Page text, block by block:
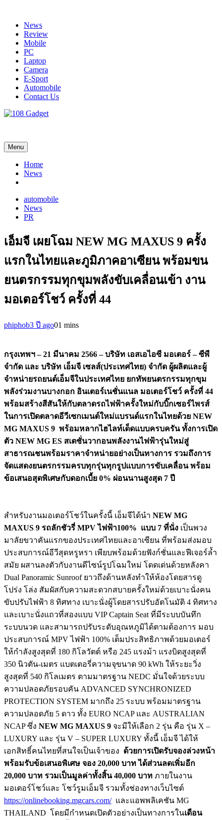
contentNews
Review
Mobile
PC
Laptop
Camera
E-Sport
Automobile
Contact Us
Menu
Home
News
automobile
News
PR
เอ็มจี เผยโฉม NEW MG MAXUS 9 ครั้ง
แรกในไทยและภูมิภาคอาเซียน พร้อมขน
ยนตรกรรมทุกขุมพลังขับเคลื่อนเข้า งาน
มอเตอร์โชว์ ครั้งที่ 44
phiphob3 ปี ago01 mins
กรุงเทพฯ –21 มีนาคม 2566 – บริษัท เอสเอไอซี มอเตอร์ – ซีพี
จำกัด และ บริษัท เอ็มจี เซลส์(ประเทศไทย) จำกัด ผู้ผลิตและผู้
จำหน่ายรถยนต์เอ็มจีในประเทศไทย ยกทัพยนตรกรรมทุกขุม
พลังร่วมงานบางกอก อินเตอร์เนชั่นแนล มอเตอร์โชว์ ครั้งที่ 44
พร้อมสร้างสีสันให้กับตลาดรถไฟฟ้าครั้งใหม่กับบิ๊กเซอร์ไพรส์
ในการเปิดตลาดอีวีเซกเมนต์ใหม่แบรนด์แรกในไทยด้วย NEW
MG MAXUS 9 พร้อมหลากไฮไลท์เด็ดแบบครบครัน ทั้งการเปิด
ตัว NEW MG ES สเตชั่นวากอนพลังงานไฟฟ้ารุ่นใหม่สู่
สาธารณชนพร้อมราคาจำหน่ายอย่างเป็นทางการ รวมถึงการ
จัดแสดงยนตรกรรมครบทุกรุ่นทุกรูปแบบการขับเคลื่อน พร้อม
ข้อเสนอสุดพิเศษกับดอกเบี้ย 0% ผ่อนนานสูงสุด 7 ปี
สำหรับงานมอเตอร์โชว์ในครั้งนี้ เอ็มจีได้นำ NEW MG
MAXUS 9 รถลักชัวรี่ MPV ไฟฟ้า100% แบบ 7 ที่นั่ง เป็นพวง
มาลัยขวาคันแรกของประเทศไทยและอาเซียน ที่พร้อมส่งมอบ
ประสบการณ์อีวีสุดหรูหรา เพียบพร้อมด้วยฟังก์ชั่นและฟีเจอร์ล้ำ
สมัย ผสานลงตัวกับงานดีไซน์รูปโฉมใหม่ โดดเด่นด้วยหลังคา
Dual Panoramic Sunroof ยาวถึงด้านหลังทำให้ห้องโดยสารดู
โปร่ง โล่ง สัมผัสกับความสะดวกสบายครั้งใหม่ด้วยเบาะนั่งคน
ขับปรับไฟฟ้า 8 ทิศทาง เบาะนั่งผู้โดยสารปรับอัตโนมัติ 4 ทิศทาง
และเบาะนั่งแถวที่สองแบบ VIP Captain Seat ที่มีระบบบันทึก
ระบบนวด และสามารถปรับระดับอุณหภูมิได้ตามต้องการ มอบ
ประสบการณ์ MPV ไฟฟ้า 100% เต็มประสิทธิภาพด้วยมอเตอร์
ให้กำลังสูงสุดที่ 180 กิโลวัตต์ หรือ 245 แรงม้า แรงบิดสูงสุดที่
350 นิวตัน-เมตร แบตเตอรี่ความจุขนาด 90 kWh ให้ระยะวิ่ง
สูงสุดที่ 540 กิโลเมตร ตามมาตรฐาน NEDC มั่นใจด้วยระบบ
ความปลอดภัยรอบคัน ADVANCED SYNCHRONIZED
PROTECTION SYSTEM มากถึง 25 ระบบ พร้อมมาตรฐาน
ความปลอดภัย 5 ดาว ทั้ง EURO NCAP และ AUSTRALIAN
NCAP ซึ่ง NEW MG MAXUS 9 จะมีให้เลือก 2 รุ่น คือ รุ่น X –
LUXURY และ รุ่น V – SUPER LUXURY ทั้งนี้ เอ็มจี ได้ให้
เอกสิทธิ์คนไทยที่สนใจเป็นเจ้าของ ด้วยการเปิดรับจองล่วงหน้า
พร้อมรับข้อเสนอพิเศษ จอง 20,000 บาท ได้ส่วนลดเพิ่มอีก
20,000 บาท รวมเป็นมูลค่าทั้งสิ้น 40,000 บาท ภายในงาน
มอเตอร์โชว์และ โชว์รูมเอ็มจี รวมทั้งช่องทางเว็บไซต์
https://onlinebooking.mgcars.com/และแอพพลิเคชัน MG
THAILAND โดยมีกำหนดเปิดตัวอย่างเป็นทางการในเดือน